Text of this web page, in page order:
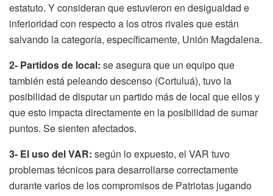
estatuto. Y consideran que estuvieron en desigualdad e
inferioridad con respecto a los otros rivales que están
salvando la categoría, específicamente, Unión Magdalena.
2- Partidos de local: se asegura que un equipo que
también está peleando descenso (Cortuluá), tuvo la
posibilidad de disputar un partido más de local que ellos y
que esto impacta directamente en la posibilidad de sumar
puntos. Se sienten afectados.
3- El uso del VAR: según lo expuesto, el VAR tuvo
problemas técnicos para desarrollarse correctamente
durante varios de los compromisos de Patriotas jugando